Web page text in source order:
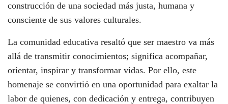
construcción de una sociedad más justa, humana y
consciente de sus valores culturales.
La comunidad educativa resaltó que ser maestro va más
allá de transmitir conocimientos; significa acompañar,
orientar, inspirar y transformar vidas. Por ello, este
homenaje se convirtió en una oportunidad para exaltar la
labor de quienes, con dedicación y entrega, contribuyen